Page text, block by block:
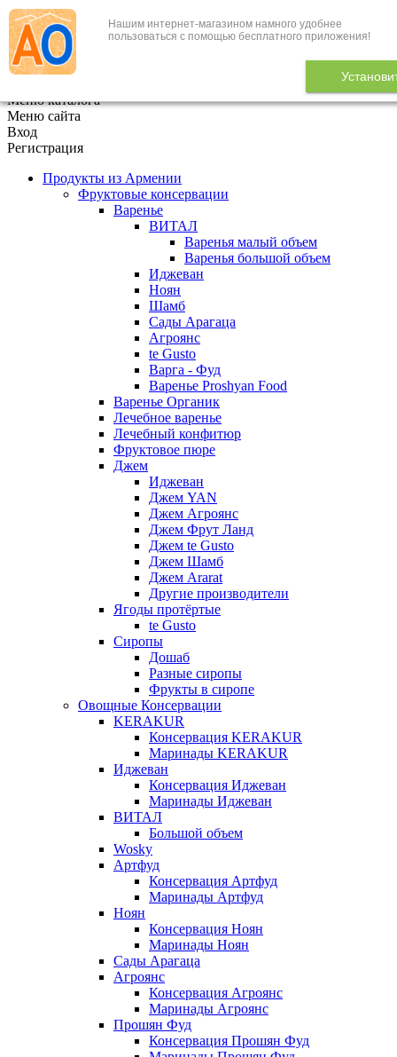
Нашим интернет-магазином намного удобнее
пользоваться с помощью бесплатного приложения!
+7 (495) 646-888-1
В корзине 0
Меню каталога
Меню сайта
Вход
Регистрация
Продукты из Армении
Фруктовые консервации
Варенье
ВИТАЛ
Варенья малый объем
Варенья большой объем
Иджеван
Ноян
Шамб
Сады Арагаца
Агроянс
te Gusto
Варга - Фуд
Варенье Proshyan Food
Варенье Органик
Лечебное варенье
Лечебный конфитюр
Фруктовое пюре
Джем
Иджеван
Джем YAN
Джем Агроянс
Джем Фрут Ланд
Джем te Gusto
Джем Шамб
Джем Ararat
Другие производители
Ягоды протёртые
te Gusto
Сиропы
Дошаб
Разные сиропы
Фрукты в сиропе
Овощные Консервации
KERAKUR
Консервация KERAKUR
Маринады KERAKUR
Иджеван
Консервация Иджеван
Маринады Иджеван
ВИТАЛ
Большой объем
Wosky
Артфуд
Консервация Артфуд
Маринады Артфуд
Ноян
Консервация Ноян
Маринады Ноян
Сады Арагаца
Агроянс
Консервация Агроянс
Маринады Агроянс
Прошян Фуд
Консервация Прошян Фуд